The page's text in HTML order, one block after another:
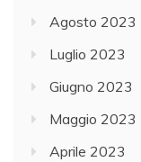
Agosto 2023
Luglio 2023
Giugno 2023
Maggio 2023
Aprile 2023